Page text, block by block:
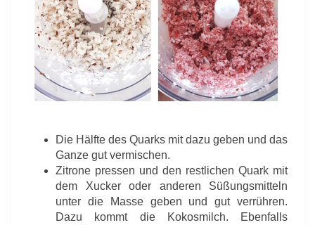
Die Hälfte des Quarks mit dazu geben und das
Ganze gut vermischen.
Zitrone pressen und den restlichen Quark mit
dem Xucker oder anderen Süßungsmitteln
unter die Masse geben und gut verrühren.
Dazu kommt die Kokosmilch. Ebenfalls